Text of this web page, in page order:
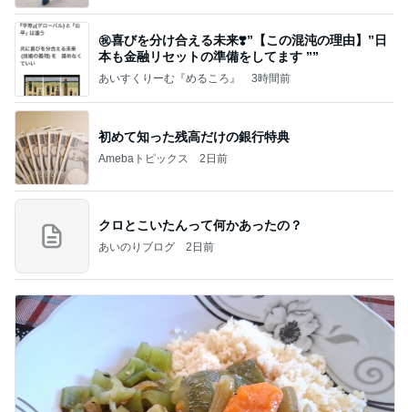
㊗️喜びを分け合える未来❣️”【この混沌の理由】”⽇
本も⾦融リセットの準備をしてます ””
あいすくりーむ『めるころ』 3時間前
初めて知った残高だけの銀行特典
Amebaトピックス 2日前
クロとこいたんって何かあったの？
あいのりブログ 2日前